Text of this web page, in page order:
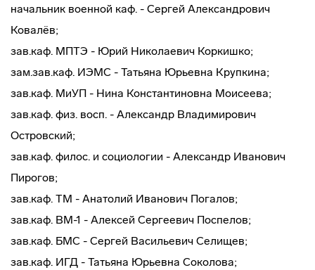
начальник военной каф. - Сергей Александрович
Ковалёв;
зав.каф. МПТЭ - Юрий Николаевич Коркишко;
зам.зав.каф. ИЭМС - Татьяна Юрьевна Крупкина;
зав.каф. МиУП - Нина Константиновна Моисеева;
зав.каф. физ. восп. - Александр Владимирович
Островский;
зав.каф. филос. и социологии - Александр Иванович
Пирогов;
зав.каф. ТМ - Анатолий Иванович Погалов;
зав.каф. ВМ-1 - Алексей Сергеевич Поспелов;
зав.каф. БМС - Сергей Васильевич Селищев;
зав.каф. ИГД - Татьяна Юрьевна Соколова;